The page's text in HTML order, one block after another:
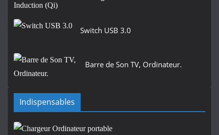
Switch USB 3.0
Barre de Son TV, Ordinateur.
Indispensables